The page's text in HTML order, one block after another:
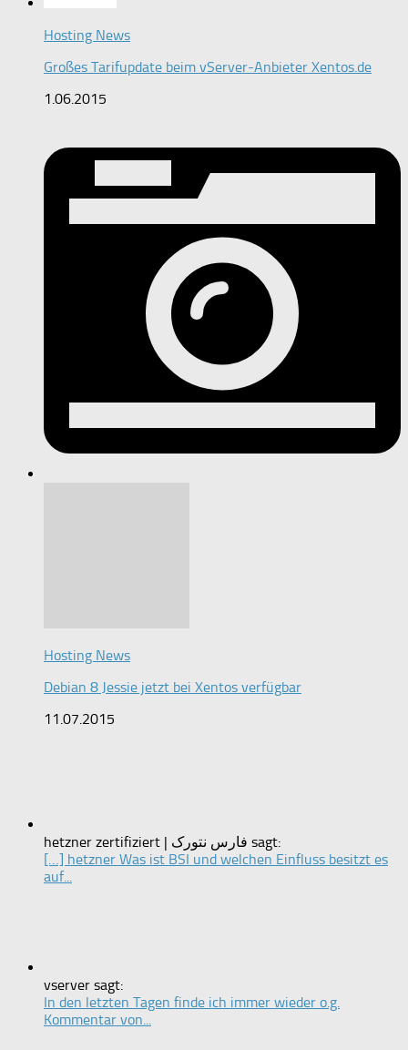
Hosting News
Großes Tarifupdate beim vServer-Anbieter Xentos.de
1.06.2015
Hosting News
Debian 8 Jessie jetzt bei Xentos verfügbar
11.07.2015
hetzner zertifiziert | فارس نتورک sagt:
[…] hetzner Was ist BSI und welchen Einfluss besitzt es
auf...
vserver sagt:
In den letzten Tagen finde ich immer wieder o.g.
Kommentar von...